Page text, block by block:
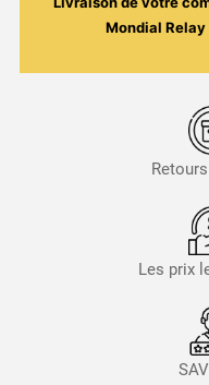
Mondial Relay
Les prix